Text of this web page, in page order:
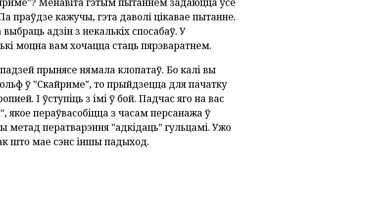
праўдзе кажучы, гэта даволі цікавае пытанне.
адзін з некалькіх спосабаў. У
моцна вам хочацца стаць пярэваратнем.
прынясе нямала клопатаў. Бо калі вы
ў "Скайриме", то прыйдзецца для пачатку
І ўступіць з імі ў бой. Падчас яго на вас
якое пераўвасобіцца з часам персанажа ў
метад ператварэння "адкідаць" гульцамі. Ужо
што мае сэнс іншы падыход.